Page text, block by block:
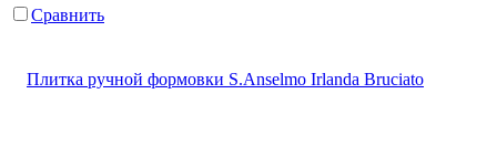
Сравнить